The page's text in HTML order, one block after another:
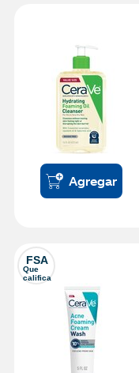
Agregar
FSA
Que
califica